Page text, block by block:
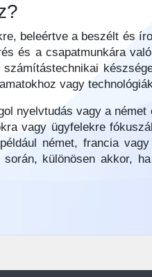
beleértve a beszélt és
és a csapatmunkára
vagy
nyelvtudás vagy a német
vagy ügyfelekre
német, francia
különösen akkor,